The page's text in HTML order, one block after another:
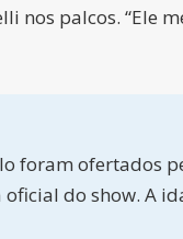
nos palcos. “Ele
foram ofertados
do show. A